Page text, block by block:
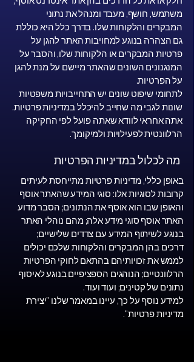
משתמש, חושף, מעבד ומנהל את נתוני
המבקרים והלקוחות שלו. בדרך כלל היא כוללת
גם הצהרה בנוגע למחויבות האתר להגן על
פרטיות המבקרים או הלקוחות שלו, והסבר על
המנגנונים השונים שהאתר מיישם על מנת להגן
על הפרטיות.
לתחומי שיפוט שונים יש התחייבויות משפטיות
שונות לגבי מה שחייב להיכלל במדיניות פרטיות.
אתה אחראי לוודא שאתה פועל לפי החקיקה
הרלוונטית לפעילויות ולמיקומך.
מה לכלול במדיניות הפרטיות
באופן כללי, מדיניות פרטיות מתייחסת לעיתים
קרובות לסוגיות אלו: סוגי המידע שהאתר אוסף
והאופן שבו הוא אוסף את הנתונים; הסבר מדוע
האתר אוסף סוגי מידע אלה; מהם נוהלי האתר
בנוגע לשיתוף המידע עם צדדים שלישיים;
דרכים בהן המבקרים והלקוחות שלכם יכולים
לממש את זכויותיהם בהתאם לחוקי הפרטיות
הרלוונטיים; הנוהגים הספציפיים בנוגע לאיסוף
נתונים של קטינים; ועוד ועוד.
למידע נוסף על כך, עיינו במאמר שלנו "יצירת
מדיניות פרטיות".